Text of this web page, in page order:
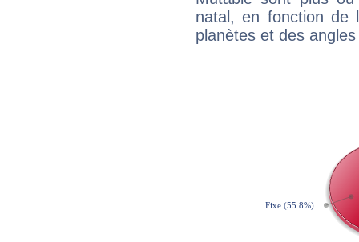
natal, en fonction de
planètes et des